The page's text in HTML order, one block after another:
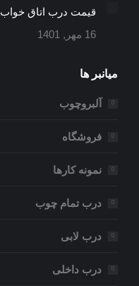
قیمت درب اتاق خواب
16 مهر, 1401
میانبر ها
آلبروچوب
فروشگاه
نمونه کارها
درب تمام چوب
درب لابی
درب داخلی